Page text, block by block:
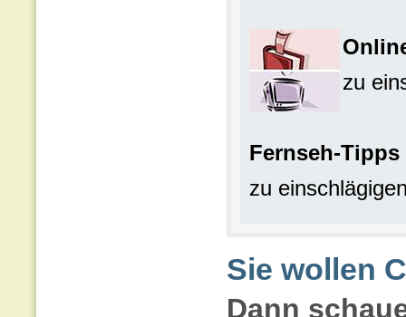
zu
Fernseh-Tipps
zu
Sie wollen
Dann